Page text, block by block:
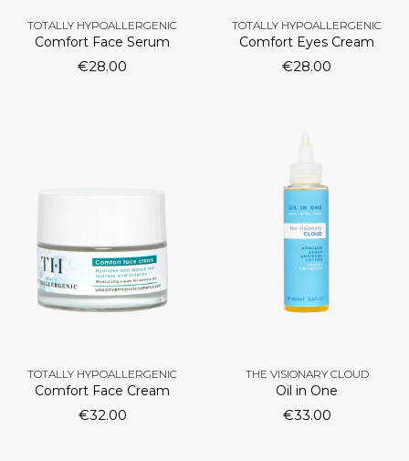
TOTALLY HYPOALLERGENIC
Comfort Face Serum
€28.00
TOTALLY HYPOALLERGENIC
Comfort Eyes Cream
€28.00
TOTALLY HYPOALLERGENIC
Comfort Face Cream
€32.00
THE VISIONARY CLOUD
Oil in One
€33.00